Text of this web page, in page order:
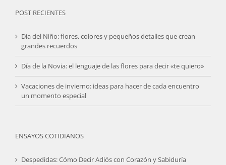
POST RECIENTES
Día del Niño: flores, colores y pequeños detalles que crean
grandes recuerdos
Día de la Novia: el lenguaje de las flores para decir «te quiero»
Vacaciones de invierno: ideas para hacer de cada encuentro
un momento especial
ENSAYOS COTIDIANOS
Despedidas: Cómo Decir Adiós con Corazón y Sabiduría